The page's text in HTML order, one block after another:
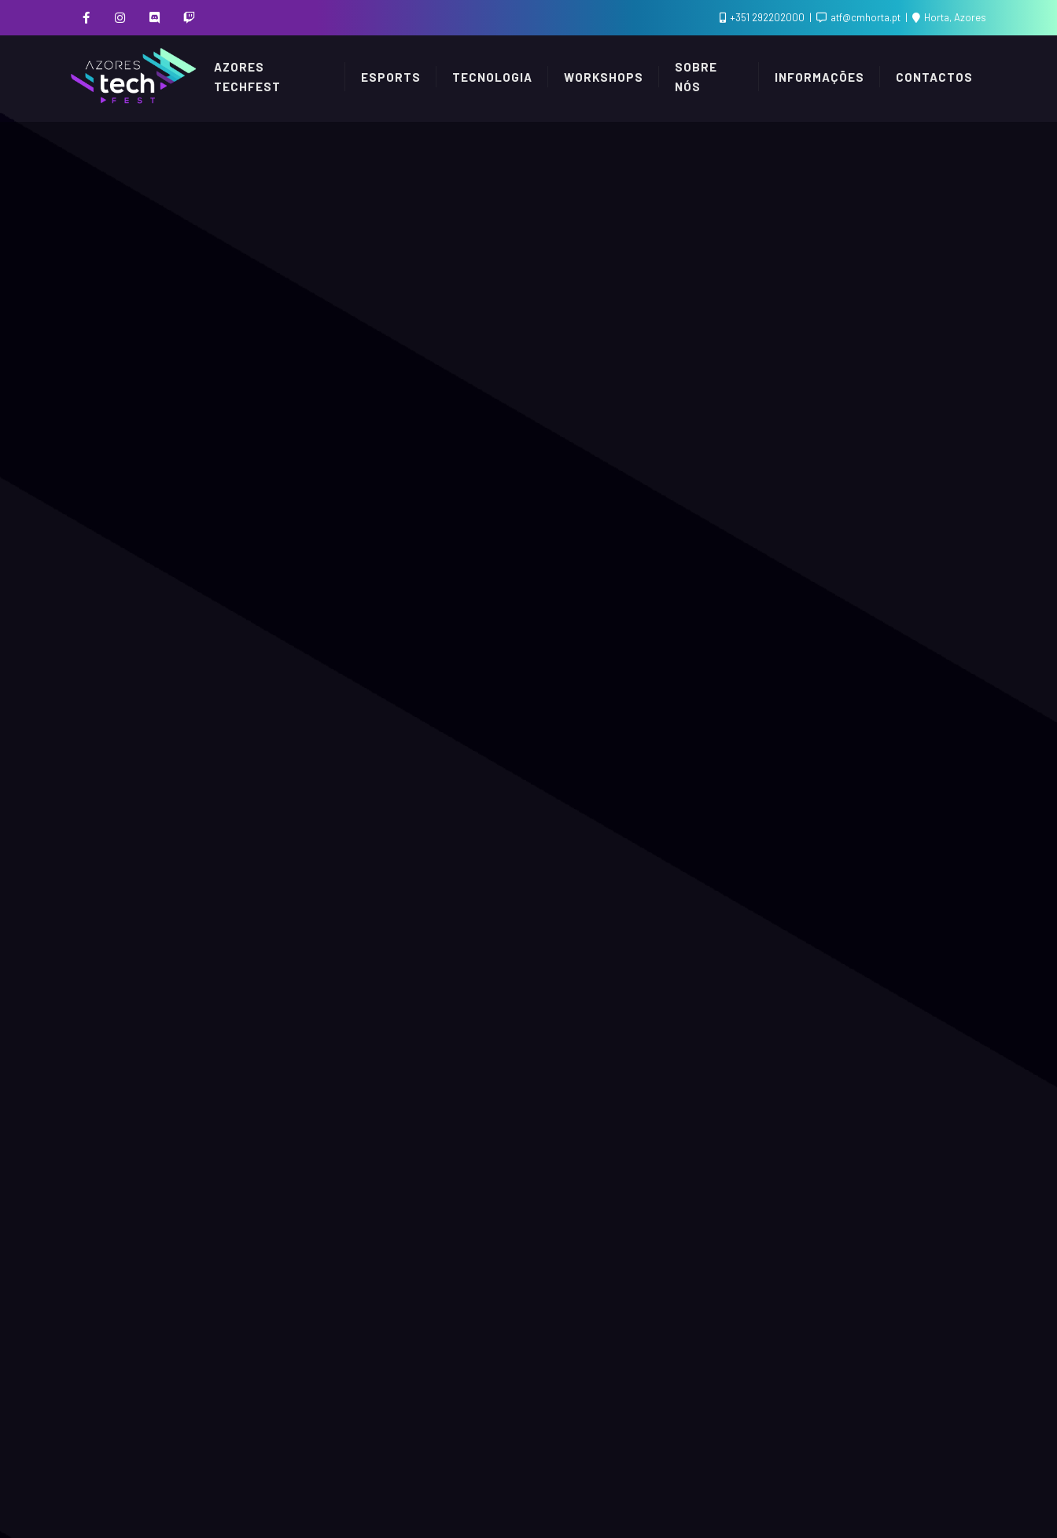
+351 292202000 atf@cmhorta.pt Horta, Azores
AZORES
TECHFEST
ESPORTS TECNOLOGIA WORKSHOPS
SOBRE
NÓS
INFORMAÇÕES CONTACTOS